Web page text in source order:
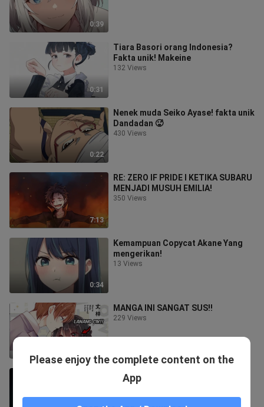
0:39
0:31
Tiara Basori orang Indonesia?
Fakta unik! Makeine
132 Views
0:22
Nenek muda Seiko Ayase! fakta unik
Dandadan 🥵
430 Views
7:13
RE: ZERO IF PRIDE I KETIKA SUBARU
MENJADI MUSUH EMILIA!
350 Views
0:34
Kemampuan Copycat Akane Yang
mengerikan!
13 Views
MANGA INI SANGAT SUS!!
229 Views
Gara-gara ini Giyu Dibully!!
84 Views
Please enjoy the complete content on the
App